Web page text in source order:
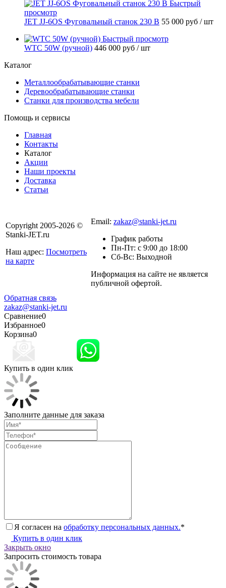
Быстрый
просмотр
JET JJ-6OS Фуговальный станок 230 В 55 000 руб / шт
Быстрый просмотр
WTC 50W (ручной) 446 000 руб / шт
Каталог
Металлообрабатывающие станки
Деревообрабатывающие станки
Станки для производства мебели
Помощь и сервисы
Главная
Контакты
Каталог
Акции
Наши проекты
Доставка
Статьи
Copyright 2005-2026 ©
Stanki-JET.ru
Наш адрес: Посмотреть
на карте
Email: zakaz@stanki-jet.ru
График работы
Пн-Пт: с 9:00 до 18:00
Сб-Вс: Выходной
Информация на сайте не является
публичной офертой.
Обратная связь
zakaz@stanki-jet.ru
Сравнение0
Избранное0
Корзина0
Купить в один клик
Заполните данные для заказа
Я согласен на обработку персональных данных.*
Купить в один клик
Закрыть окно
Запросить стоимость товара